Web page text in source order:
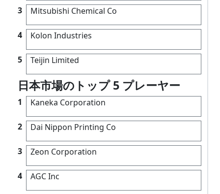
3 Mitsubishi Chemical Co
4 Kolon Industries
5 Teijin Limited
日本市場のトップ 5 プレーヤー
1 Kaneka Corporation
2 Dai Nippon Printing Co
3 Zeon Corporation
4 AGC Inc